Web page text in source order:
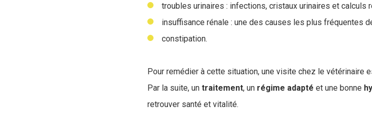
troubles urinaires : infections, cristaux urinaires et calculs
insuffisance rénale : une des causes les plus fréquentes
constipation.
Pour remédier à cette situation, une visite chez le vétérinaire
Par la suite, un traitement, un régime adapté et une bonne
retrouver santé et vitalité.